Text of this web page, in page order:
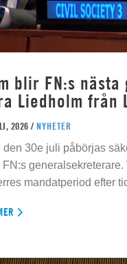
blir FN:s
Liedholm från
2026 / NYHETER
den 30e juli påbörjas
FN:s
mandatperiod efter